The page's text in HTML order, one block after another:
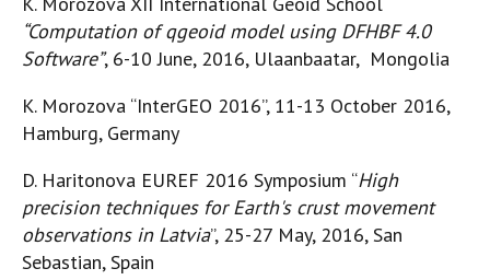
“Computation of qgeoid model using DFHBF 4.0
Software”, 6-10 June, 2016, Ulaanbaatar, Mongolia
K. Morozova “InterGEO 2016”, 11-13 October 2016,
Hamburg, Germany
D. Haritonova EUREF 2016 Symposium “High
precision techniques for Earth's crust movement
observations in Latvia”, 25-27 May, 2016, San
Sebastian, Spain